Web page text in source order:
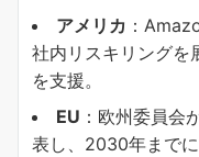
アメリカ ：
社内リスキリングを
を支援。
EU ：欧州委員会
表し、2030年まで